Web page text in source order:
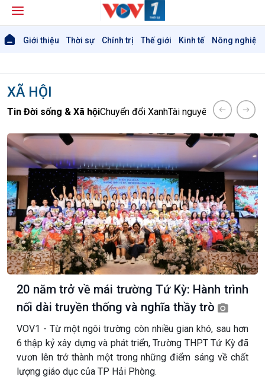
Giới thiệu Thời sự Chính trị Thế giới Kinh tế Nông nghiệp
XÃ HỘI
Tin Đời sống & Xã hộiChuyển đổi XanhTài nguyên và Môi
20 năm trở về mái trường Tứ Kỳ: Hành trình
nối dài truyền thống và nghĩa thầy trò
VOV1 - Từ một ngôi trường còn nhiều gian khó, sau hơn
6 thập kỷ xây dựng và phát triển, Trường THPT Tứ Kỳ đã
vươn lên trở thành một trong những điểm sáng về chất
lượng giáo dục của TP Hải Phòng.